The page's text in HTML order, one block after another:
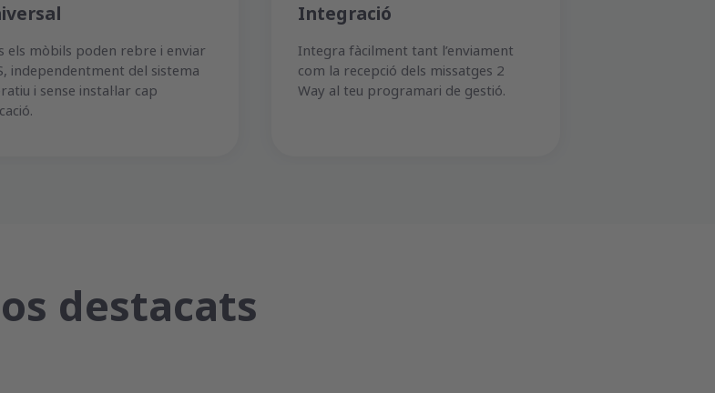
els mòbils poden rebre i enviar
independentment del sistema
i sense instal·lar cap
Integració
Integra fàcilment tant l’enviament
com la recepció dels missatges 2
Way al teu programari de gestió.
destacats